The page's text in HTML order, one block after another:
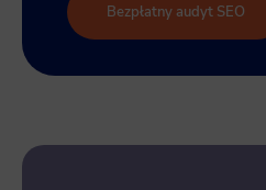
Bezpłatny audyt SEO